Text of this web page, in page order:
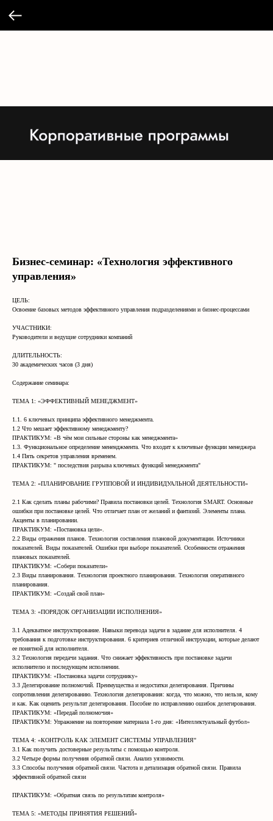
Бизнес-семинар: «Технология эффективного
управления»
ЦЕЛЬ:
Освоение базовых методов эффективного управления подразделениями и бизнес-процессами
УЧАСТНИКИ:
Руководители и ведущие сотрудники компаний
ДЛИТЕЛЬНОСТЬ:
30 академических часов (3 дня)
Содержание семинара:
ТЕМА 1: «ЭФФЕКТИВНЫЙ МЕНЕДЖМЕНТ»
1.1. 6 ключевых принципа эффективного менеджмента.
1.2 Что мешает эффективному менеджменту?
ПРАКТИКУМ: «В чём мои сильные стороны как менеджмента»
1.3. Функциональное определение мененджмента. Что входит к ключевые функции менеджера
1.4 Пять секретов управления временем.
ПРАКТИКУМ: " последствия разрыва ключевых функций менеджмента"
ТЕМА 2: «ПЛАНИРОВАНИЕ ГРУППОВОЙ И ИНДИВИДУАЛЬНОЙ ДЕЯТЕЛЬНОСТИ»
2.1 Как сделать планы рабочими? Правила постановки целей. Технология SMART. Основные
ошибки при постановке целей. Что отличает план от желаний и фантазий. Элементы плана.
Акценты в планировании.
ПРАКТИКУМ: «Постановка цели».
2.2 Виды отражения планов. Технология составления плановой документации. Источники
показателей. Виды показателей. Ошибки при выборе показателей. Особенности отражения
плановых показателей.
ПРАКТИКУМ: «Собери показатели»
2.3 Виды планирования. Технология проектного планирования. Технология оперативного
планирования.
ПРАКТИКУМ: «Создай свой план»
ТЕМА 3: «ПОРЯДОК ОРГАНИЗАЦИИ ИСПОЛНЕНИЯ»
3.1 Адекватное инструктирование. Навыки перевода задачи в задание для исполнителя. 4
требования к подготовке инструктирования. 6 критериев отличной инструкции, которые делают
ее понятной для исполнителя.
3.2 Технология передачи задания. Что снижает эффективность при постановке задачи
исполнителю и последующем исполнении.
ПРАКТИКУМ: «Постановка задачи сотруднику»
3.3 Делегирование полномочий. Преимущества и недостатки делегирования. Причины
сопротивления делегированию. Технология делегирования: когда, что можно, что нельзя, кому
и как. Как оценить результат делегирования. Пособие по исправлению ошибок делегирования.
ПРАКТИКУМ: «Передай полномочия»
ПРАКТИКУМ: Упражнение на повторение материала 1-го дня: «Интеллектуальный футбол»
ТЕМА 4: «КОНТРОЛЬ КАК ЭЛЕМЕНТ СИСТЕМЫ УПРАВЛЕНИЯ"
3.1 Как получить достоверные результаты с помощью контроля.
3.2 Четыре формы получения обратной связи. Анализ уязвимости.
3.3 Способы получения обратной связи. Частота и детализация обратной связи. Правила
эффективной обратной связи
ПРАКТИКУМ: «Обратная связь по результатам контроля»
ТЕМА 5: «МЕТОДЫ ПРИНЯТИЯ РЕШЕНИЙ»